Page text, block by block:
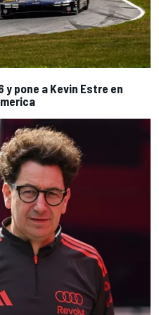
y pone a Kevin Estre en